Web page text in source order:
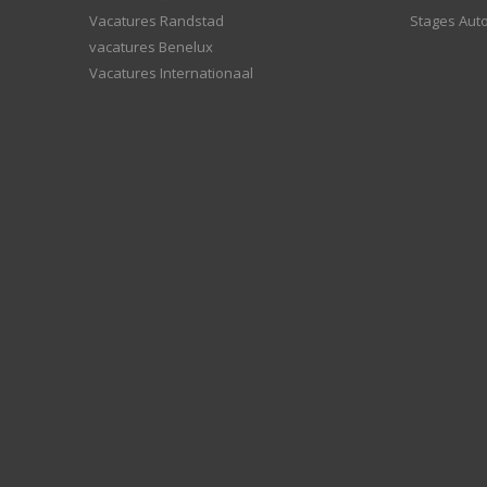
Vacatures Randstad
vacatures Benelux
Vacatures Internationaal
Stages